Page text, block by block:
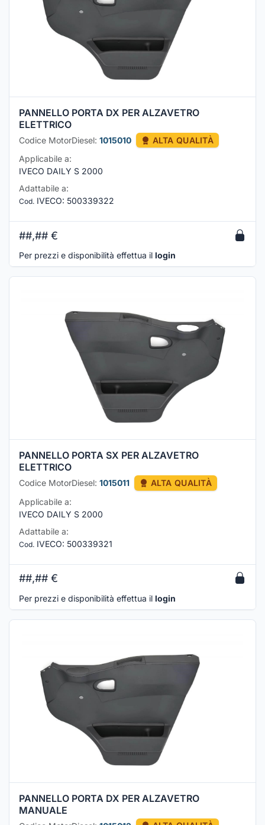
PANNELLO PORTA DX PER ALZAVETRO
ELETTRICO
Codice MotorDiesel: 1015010
ALTA QUALITÀ
Applicabile a:
IVECO DAILY S 2000
Adattabile a:
Cod. IVECO: 500339322
##,## €
Per prezzi e disponibilità effettua il login
PANNELLO PORTA SX PER ALZAVETRO
ELETTRICO
Codice MotorDiesel: 1015011
ALTA QUALITÀ
Applicabile a:
IVECO DAILY S 2000
Adattabile a:
Cod. IVECO: 500339321
##,## €
Per prezzi e disponibilità effettua il login
PANNELLO PORTA DX PER ALZAVETRO
MANUALE